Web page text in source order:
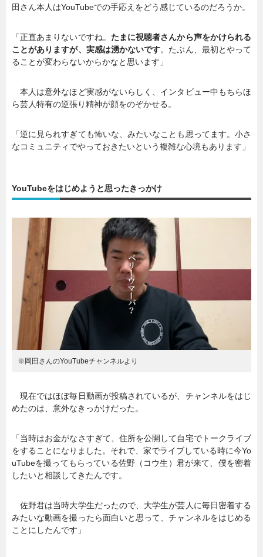
田さん本人はYouTubeでの手応えをどう感じているのだろうか。
「正直あまりないですね。 たまに視聴者さんから声をかけられる
ことがありますが、実感は湧かないです。たぶん、最初とやって
ることが変わらないからかなと思います」
本人は意外なほど実感がないらしく、インタビュー中もちらほ
ら芸人特有の逆張り精神が顔をのぞかせる。
「逆に見られすぎても怖いな、みたいなことも思ってます。小さ
なコミュニティでやっておきたいという複雑な心境もあります」
YouTubeをはじめようと思ったきっかけ
※岡田さんのYouTubeチャンネルより
現在ではほぼ毎日動画が投稿されているが、チャンネルをはじ
めたのは、意外なきっかけだった。
「当時はお金がなさすぎて、住所を公開して自宅でトークライブ
をすることになりました。それで、家でライブしている時に今Yo
uTubeを撮ってもらっている佐野（コウ生）君が来て、僕を密着
したいと相談してきたんです。
佐野君は当時大学生だったので、大学生が芸人に毎日密着する
みたいな動画を撮ったら面白いと思って、チャンネルをはじめる
ことにしたんです」